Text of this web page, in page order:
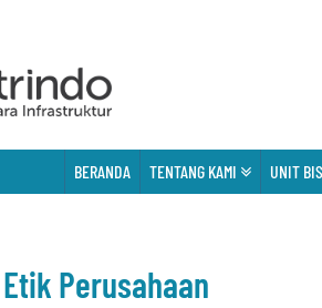
BERANDA TENTANG KAMI UNIT
Perusahaan